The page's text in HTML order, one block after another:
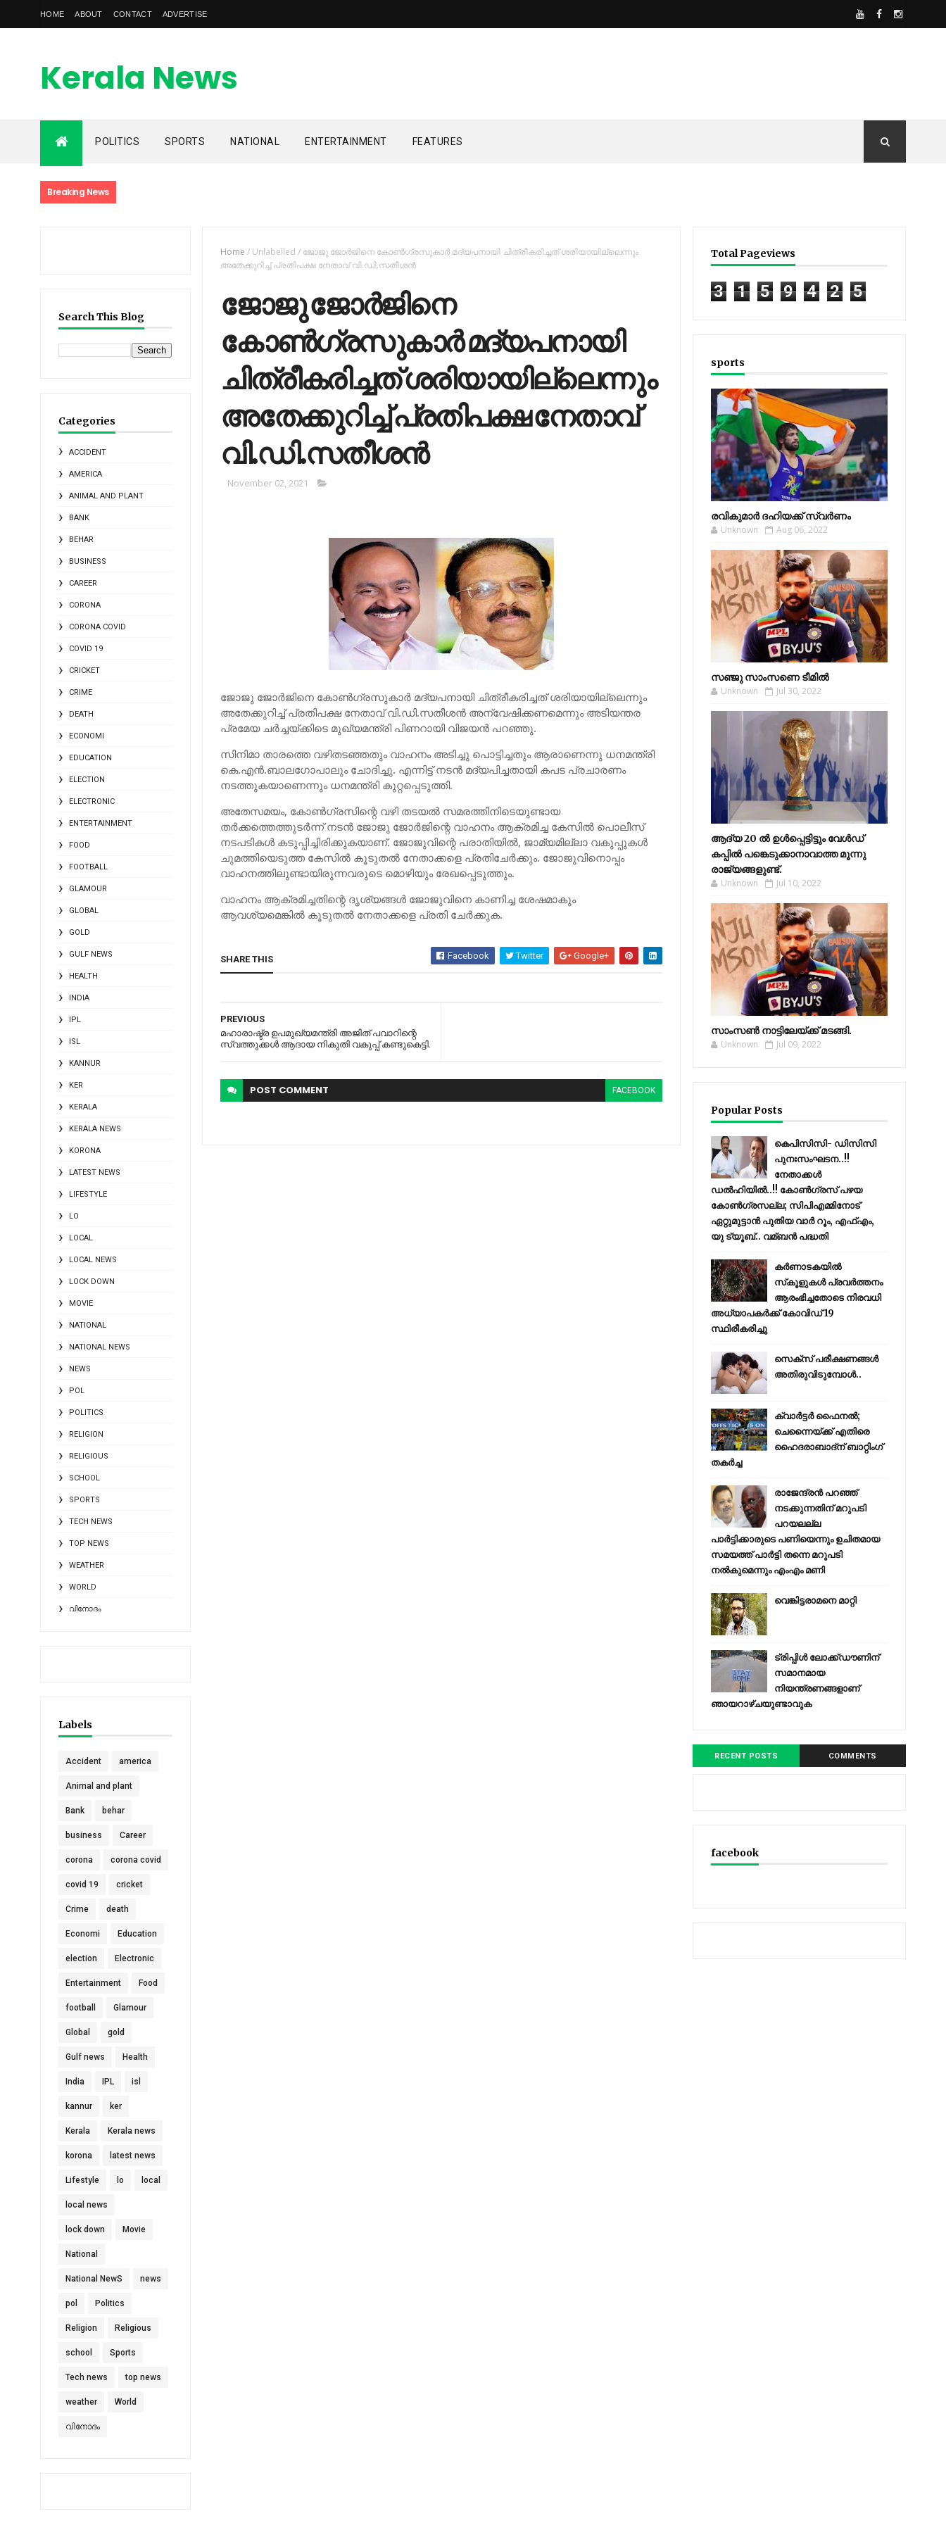
HOME ABOUT CONTACT ADVERTISE
Kerala News
Feed
kerala news feed is the one of the best malayalam online
POLITICS SPORTS NATIONAL ENTERTAINMENT FEATURES
Breaking News
Search This Blog
Categories
ACCIDENT
AMERICA
ANIMAL AND PLANT
BANK
BEHAR
BUSINESS
CAREER
CORONA
CORONA COVID
COVID 19
CRICKET
CRIME
DEATH
ECONOMI
EDUCATION
ELECTION
ELECTRONIC
ENTERTAINMENT
FOOD
FOOTBALL
GLAMOUR
GLOBAL
GOLD
GULF NEWS
HEALTH
INDIA
IPL
ISL
KANNUR
KER
KERALA
KERALA NEWS
KORONA
LATEST NEWS
LIFESTYLE
LO
LOCAL
LOCAL NEWS
LOCK DOWN
MOVIE
NATIONAL
NATIONAL NEWS
NEWS
POL
POLITICS
RELIGION
RELIGIOUS
SCHOOL
SPORTS
TECH NEWS
TOP NEWS
WEATHER
WORLD
വിനോദം
Labels
Accident america
Animal and plant
Bank behar
business Career
corona corona covid
covid 19 cricket
Crime death
Economi Education
election Electronic
Entertainment Food
football Glamour
Global gold
Gulf news Health
India IPL isl
kannur ker
Kerala Kerala news
korona latest news
Lifestyle lo local
local news
lock down Movie
National
National NewS news
pol Politics
Religion Religious
school Sports
Tech news top news
weather World
വിനോദം
Home / Unlabelled/ ജോജു ജോര്‍ജിനെ കോണ്‍ഗ്രസുകാര്‍ മദ്യപനായി ചിത്രീകരിച്ചത് ശരിയായില്ലെന്നും
അതേക്കുറിച്ച്‌ പ്രതിപക്ഷ നേതാവ് വി.ഡി.സതീശന്‍
ജോജു ജോര്‍ജിനെ
കോണ്‍ഗ്രസുകാര്‍ മദ്യപനായി
ചിത്രീകരിച്ചത് ശരിയായില്ലെന്നും
അതേക്കുറിച്ച്‌ പ്രതിപക്ഷ നേതാവ്
വി.ഡി.സതീശന്‍
November 02, 2021
ജോജു ജോര്‍ജിനെ കോണ്‍ഗ്രസുകാര്‍ മദ്യപനായി ചിത്രീകരിച്ചത് ശരിയായില്ലെന്നും
അതേക്കുറിച്ച്‌ പ്രതിപക്ഷ നേതാവ് വി.ഡി.സതീശന്‍ അന്വേഷിക്കണമെന്നും അടിയന്തര
പ്രമേയ ചര്‍ച്ചയ്ക്കിടെ മുഖ്യമന്ത്രി പിണറായി വിജയന്‍ പറഞ്ഞു.
സിനിമാ താരത്തെ വഴിതടഞ്ഞതും വാഹനം അടിച്ചു പൊട്ടിച്ചതും ആരാണെന്നു ധനമന്ത്രി
കെ.എന്‍.ബാലഗോപാലും ചോദിച്ചു. എന്നിട്ട് നടന്‍ മദ്യപിച്ചതായി കപട പ്രചാരണം
നടത്തുകയാണെന്നും ധനമന്ത്രി കുറ്റപ്പെടുത്തി.
അതേസമയം, കോണ്‍ഗ്രസിന്റെ വഴി തടയല്‍ സമരത്തിനിടെയുണ്ടായ
തര്‍ക്കത്തെത്തുടര്‍ന്ന് നടന്‍ ജോജു ജോര്‍ജിന്റെ വാഹനം ആക്രമിച്ച കേസില്‍ പൊലീസ്
നടപടികള്‍ കടുപ്പിച്ചിരിക്കുകയാണ്. ജോജുവിന്റെ പരാതിയില്‍, ജാമ്യമില്ലാ വകുപ്പുകള്‍
ചുമത്തിയെടുത്ത കേസില്‍ കൂടുതല്‍ നേതാക്കളെ പ്രതിചേര്‍ക്കും. ജോജുവിനൊപ്പം
വാഹനത്തിലുണ്ടായിരുന്നവരുടെ മൊഴിയും രേഖപ്പെടുത്തും.
വാഹനം ആക്രമിച്ചതിന്റെ ദൃശ്യങ്ങള്‍ ജോജുവിനെ കാണിച്ച ശേഷമാകും
ആവശ്യമെങ്കില്‍ കൂടുതല്‍ നേതാക്കളെ പ്രതി ചേര്‍ക്കുക.
SHARE THIS Facebook Twitter Google+
PREVIOUS
മഹാരാഷ്ട്ര ഉപമുഖ്യമന്ത്രി അജിത് പവാറിന്റെ
സ്വത്തുക്കള്‍ ആദായ നികുതി വകുപ്പ് കണ്ടുകെട്ടി.
POST COMMENT FACEBOOK
Total Pageviews
3 1 5 9 4 2 5
sports
രവികുമാര്‍ ദഹിയക്ക് സ്വര്‍ണം
Unknown Aug 06, 2022
സഞ്ജു സാംസണെ ടീമില്‍
Unknown Jul 30, 2022
ആദ്യ 20 ല്‍ ഉള്‍പ്പെട്ടിട്ടും വേള്‍ഡ്
കപ്പില്‍ പങ്കെടുക്കാനാവാത്ത മൂന്നു
രാജ്യങ്ങളുണ്ട്.
Unknown Jul 10, 2022
സാംസണ്‍ നാട്ടിലേയ്‌ക്ക് മടങ്ങി.
Unknown Jul 09, 2022
Popular Posts
കെപിസിസി- ഡിസിസി
പുനഃസംഘടന..!!
നേതാക്കൾ
ഡൽഹിയിൽ..!! കോണ്‍ഗ്രസ് പഴയ
കോണ്‍ഗ്രസല്ല; സിപിഎമ്മിനോട്
ഏറ്റുമുട്ടാന്‍ പുതിയ വാര്‍ റൂം, എഫ്‌എം,
യു ട്യൂബ്.. വമ്ബന്‍ പദ്ധതി
കര്‍ണാടകയില്‍
സ്‌കൂളുകള്‍ പ്രവര്‍ത്തനം
ആരംഭിച്ചതോടെ നിരവധി
അധ്യാപകര്‍ക്ക് കോവിഡ് 19
സ്ഥിരീകരിച്ചു
സെക്സ് പരീക്ഷണങ്ങൾ
അതിരുവിടുമ്പോൾ..
ക്വാർട്ടർ ഫൈനൽ;
ചെന്നൈയ്ക്ക് എതിരെ
ഹൈദരാബാദ്ന് ബാറ്റിംഗ്
തകർച്ച
രാജേന്ദ്രന്‍ പറഞ്ഞ്
നടക്കുന്നതിന് മറുപടി
പറയലല്ല
പാര്‍ട്ടിക്കാരുടെ പണിയെന്നും ഉചിതമായ
സമയത്ത് പാര്‍ട്ടി തന്നെ മറുപടി
നല്‍കുമെന്നും എംഎം മണി
വെങ്കിട്ടരാമനെ മാറ്റി
ട്രിപ്പിള്‍ ലോക്ക്ഡൗണിന്
സമാനമായ
നിയന്ത്രണങ്ങളാണ്
ഞായറാഴ്ചയുണ്ടാവുക
RECENT POSTS COMMENTS
facebook